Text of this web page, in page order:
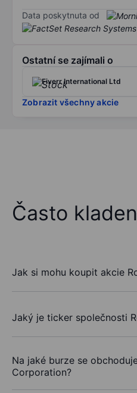
Data poskytnuta od
Ostatní se zajímali o
Fiverr International Ltd
Zobrazit všechny akcie
Často
Jak si mohu koupit akcie
Jaký je ticker společnosti
Na jaké burze se
Corporation?